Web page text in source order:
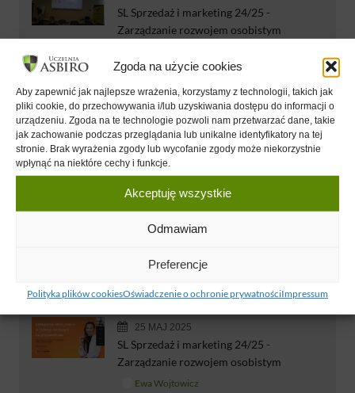
Zgoda na użycie cookies
Aby zapewnić jak najlepsze wrażenia, korzystamy z technologii, takich jak
pliki cookie, do przechowywania i/lub uzyskiwania dostępu do informacji o
urządzeniu. Zgoda na te technologie pozwoli nam przetwarzać dane, takie
jak zachowanie podczas przeglądania lub unikalne identyfikatory na tej
stronie. Brak wyrażenia zgody lub wycofanie zgody może niekorzystnie
wpłynąć na niektóre cechy i funkcje.
Akceptuję wszystkie
Odmawiam
Preferencje
Polityka plików cookiesOświadczenie o ochronie prywatnościImpressum
SL Sprzedaż i marketing 24/25 -
Zarządzanie rozwojem osobistym
06 KWI 2025
SL Zarządzanie 24/25 Zarządzanie
rozwojem osobistym
Ewa Wojtowicz
24 MAJ 2025
Ewa Wojtowicz
25 MAJ 2025
SL Sprzedaż i marketing 24/25 -
Zarządzanie rozwojem osobistym
Ewa Wojtowicz